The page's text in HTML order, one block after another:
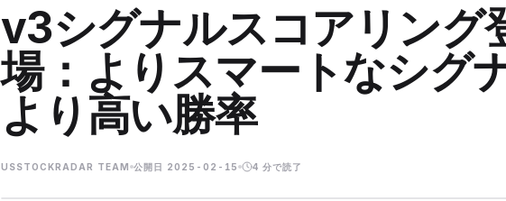
v3シグナルスコアリング
場：よりスマートなシグナ
より高い勝率
USSTOCKRADAR TEAM 公開日 2025-02-15 4 分で読了